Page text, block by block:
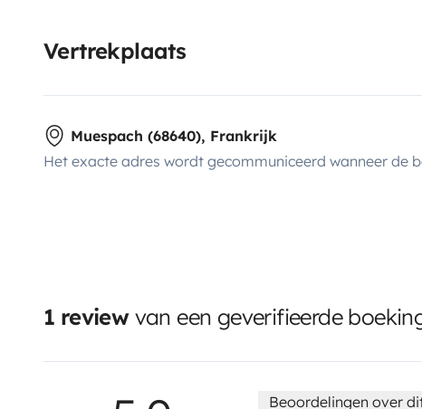
Vertrekplaats
Muespach (68640), Frankrijk
Het exacte adres wordt gecommuniceerd wanneer de
1 reviewvan een geverifieerde
Beoordelingen over